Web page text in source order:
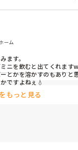
。
ーム
ます。
ニを飲むと出てくれますw
とかを溶かすのもありと
ですよねぇ💧
もっと見る